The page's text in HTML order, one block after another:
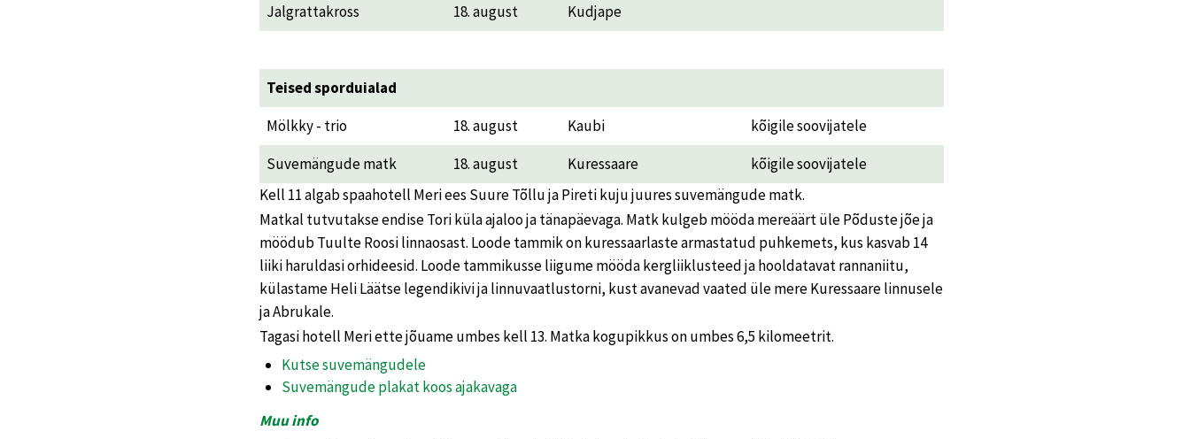
Jalgrattakross
18. august Kudjape
Teised sporduialad
Mölkky - trio
18. august Kaubi
kõigile soovijatele
Suvemängude matk
18. august Kuressaare
kõigile soovijatele
Kell 11 algab spaahotell Meri ees Suure Tõllu ja Pireti kuju juures suvemängude matk.
Matkal tutvutakse endise Tori küla ajaloo ja tänapäevaga. Matk kulgeb mööda mereäärt üle Põduste jõe ja
möödub Tuulte Roosi linnaosast. Loode tammik on kuressaarlaste armastatud puhkemets, kus kasvab 14
liiki haruldasi orhideesid. Loode tammikusse liigume mööda kergliiklusteed ja hooldatavat rannaniitu,
külastame Heli Läätse legendikivi ja linnuvaatlustorni, kust avanevad vaated üle mere Kuressaare linnusele
ja Abrukale.
Tagasi hotell Meri ette jõuame umbes kell 13. Matka kogupikkus on umbes 6,5 kilomeetrit.
Kutse suvemängudele
Suvemängude plakat koos ajakavaga
Muu info